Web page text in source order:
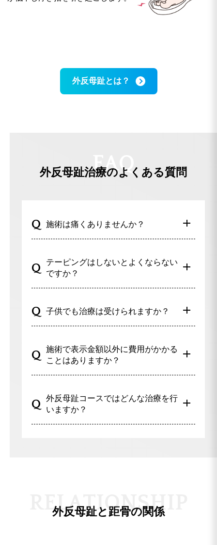
必ず、二次的障害が発生します！
が、その方たちの多くに右記のような不調を持って
いる人が多くいます。
す。「痛みが無いからまだ大丈夫」は危険信号！早
めの受診をお薦めします。
外反母趾とは？
外反母趾治療のよくある質問
FA Q
施術は痛くありませんか？
施術ではありません。痛みの少ない優しい施術
テーピングはしないとよくならない
ですか？
す。
りますので、認定院の先生へご相談ください。
子供でも治療は受けられますか？
お子様からご年配の方まで、治療実績がござい
施術で表示金額以外に費用がかかる
ことはありますか？
外反母趾コースではどんな治療を行
いますか？
良好な状態を保ち、体がこの状態を記憶するよ
外反母趾と距骨の関係
ELATIONSH